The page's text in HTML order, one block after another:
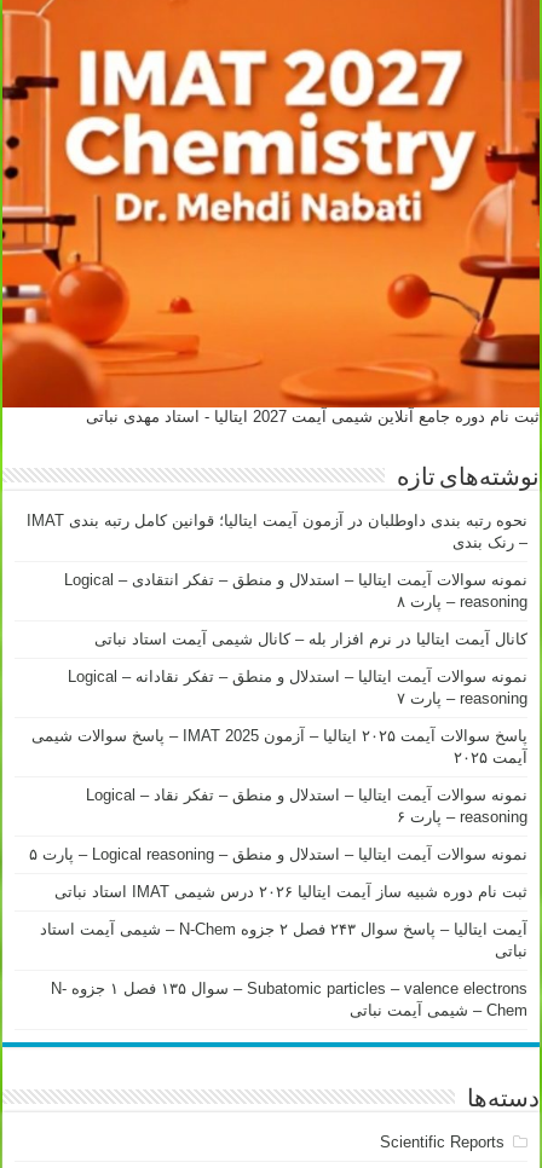
ثبت نام دوره جامع آنلاین شیمی آیمت 2027 ایتالیا - استاد مهدی نباتی
نوشته‌های تازه
نحوه رتبه بندی داوطلبان در آزمون آیمت ایتالیا؛ قوانین کامل رتبه بندی IMAT
– رنک بندی
نمونه سوالات آیمت ایتالیا – استدلال و منطق – تفکر انتقادی – Logical
reasoning – پارت ۸
کانال آیمت ایتالیا در نرم افزار بله – کانال شیمی آیمت استاد نباتی
نمونه سوالات آیمت ایتالیا – استدلال و منطق – تفکر نقادانه – Logical
reasoning – پارت ۷
پاسخ سوالات آیمت ۲۰۲۵ ایتالیا – آزمون IMAT 2025 – پاسخ سوالات شیمی
آیمت ۲۰۲۵
نمونه سوالات آیمت ایتالیا – استدلال و منطق – تفکر نقاد – Logical
reasoning – پارت ۶
نمونه سوالات آیمت ایتالیا – استدلال و منطق – Logical reasoning – پارت ۵
ثبت نام دوره شبیه ساز آیمت ایتالیا ۲۰۲۶ درس شیمی IMAT استاد نباتی
آیمت ایتالیا – پاسخ سوال ۲۴۳ فصل ۲ جزوه N-Chem – شیمی آیمت استاد
نباتی
Subatomic particles – valence electrons – سوال ۱۳۵ فصل ۱ جزوه N-
Chem – شیمی آیمت نباتی
دسته‌ها
Scientific Reports